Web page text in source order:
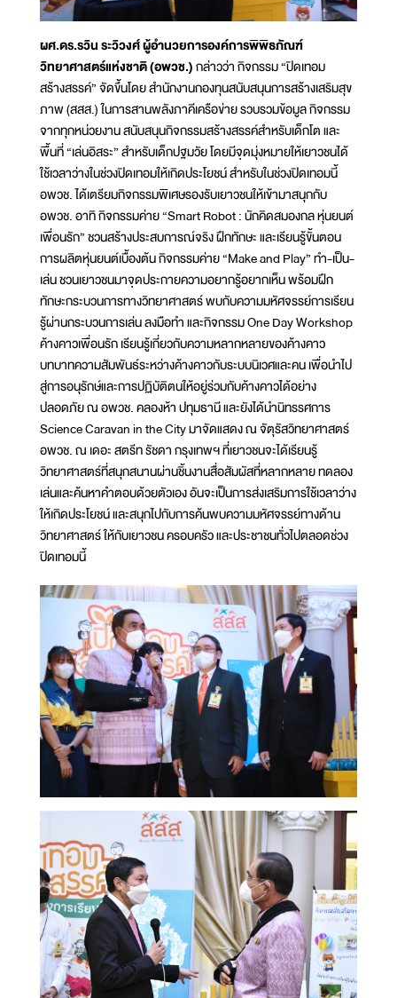
ผศ.ดร.รวิน ระวิวงศ์ ผู้อำนวยการองค์การพิพิธภัณฑ์
วิทยาศาสตร์แห่งชาติ (อพวช.)กล่าวว่า กิจกรรม “ปิดเทอม
สร้างสรรค์” จัดขึ้นโดย สำนักงานกองทุนสนับสนุนการสร้างเสริมสุข
ภาพ (สสส.) ในการสานพลังภาคีเครือข่าย รวบรวมข้อมูล กิจกรรม
จากทุกหน่วยงาน สนับสนุนกิจกรรมสร้างสรรค์สำหรับเด็กโต และ
พื้นที่ “เล่นอิสระ” สำหรับเด็กปฐมวัย โดยมีจุดมุ่งหมายให้เยาวชนได้
ใช้เวลาว่างในช่วงปิดเทอมให้เกิดประโยชน์ สำหรับในช่วงปิดเทอมนี้
อพวช. ได้เตรียมกิจกรรมพิเศษรองรับเยาวชนให้เข้ามาสนุกกับ
อพวช. อาทิ กิจกรรมค่าย “Smart Robot : นักคิดสมองกล หุ่นยนต์
เพื่อนรัก” ชวนสร้างประสบการณ์จริง ฝึกทักษะ และเรียนรู้ขั้นตอน
การผลิตหุ่นยนต์เบื้องต้น กิจกรรมค่าย “Make and Play” ทำ-เป็น-
เล่น ชวนเยาวชนมาจุดประกายความอยากรู้อยากเห็น พร้อมฝึก
ทักษะกระบวนการทางวิทยาศาสตร์ พบกับความมหัศจรรย์การเรียน
รู้ผ่านกระบวนการเล่น ลงมือทำ และกิจกรรม One Day Workshop
ค้างคาวเพื่อนรัก เรียนรู้เกี่ยวกับความหลากหลายของค้างคาว
บทบาทความสัมพันธ์ระหว่างค้างคาวกับระบบนิเวศและคน เพื่อนำไป
สู่การอนุรักษ์และการปฏิบัติตนให้อยู่ร่วมกับค้างคาวได้อย่าง
ปลอดภัย ณ อพวช. คลองห้า ปทุมธานี และยังได้นำนิทรรศการ
Science Caravan in the City มาจัดแสดง ณ จัตุรัสวิทยาศาสตร์
อพวช. ณ เดอะ สตรีท รัชดา กรุงเทพฯ ที่เยาวชนจะได้เรียนรู้
วิทยาศาสตร์ที่สนุกสนานผ่านชิ้นงานสื่อสัมผัสที่หลากหลาย ทดลอง
เล่นและค้นหาคำตอบด้วยตัวเอง อันจะเป็นการส่งเสริมการใช้เวลาว่าง
ให้เกิดประโยชน์ และสนุกไปกับการค้นพบความมหัศจรรย์ทางด้าน
วิทยาศาสตร์ ให้กับเยาวชน ครอบครัว และประชาชนทั่วไปตลอดช่วง
ปิดเทอมนี้